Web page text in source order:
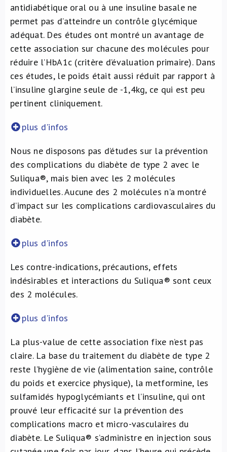
antidiabétique oral ou à une insuline basale ne
permet pas d’atteindre un contrôle glycémique
adéquat. Des études ont montré un avantage de
cette association sur chacune des molécules pour
réduire l’HbA1c (critère d’évaluation primaire). Dans
ces études, le poids était aussi réduit par rapport à
l’insuline glargine seule de -1,4kg, ce qui est peu
pertinent cliniquement.
plus d'infos
Nous ne disposons pas d’études sur la prévention
des complications du diabète de type 2 avec le
Suliqua®, mais bien avec les 2 molécules
individuelles. Aucune des 2 molécules n’a montré
d’impact sur les complications cardiovasculaires du
diabète.
plus d'infos
Les contre-indications, précautions, effets
indésirables et interactions du Suliqua® sont ceux
des 2 molécules.
plus d'infos
La plus-value de cette association fixe n’est pas
claire. La base du traitement du diabète de type 2
reste l’hygiène de vie (alimentation saine, contrôle
du poids et exercice physique), la metformine, les
sulfamidés hypoglycémiants et l’insuline, qui ont
prouvé leur efficacité sur la prévention des
complications macro et micro-vasculaires du
diabète. Le Suliqua® s’administre en injection sous